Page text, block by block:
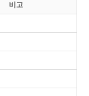
비고